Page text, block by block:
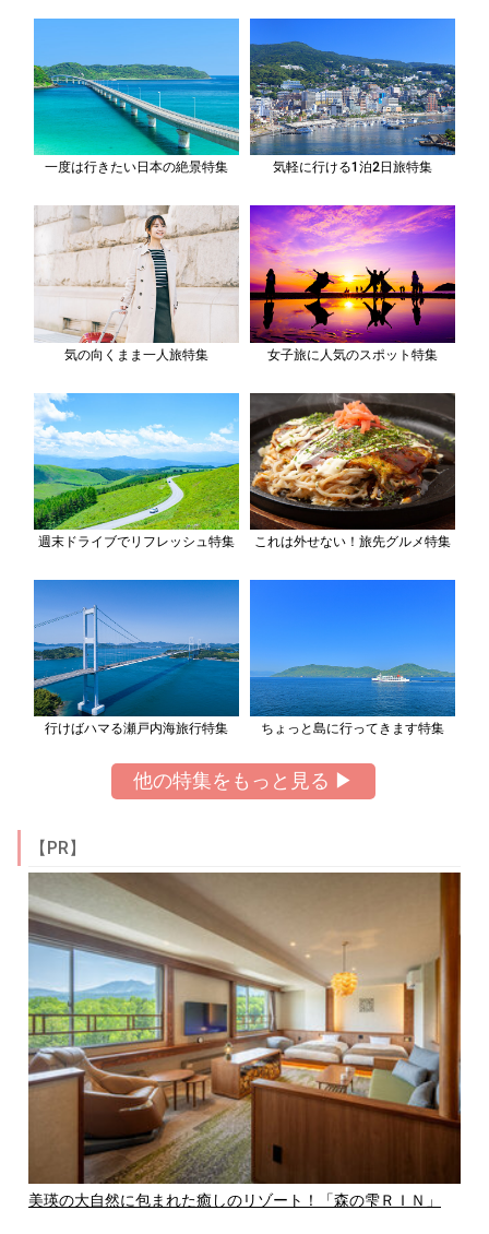
一度は行きたい日本の絶景特集 気軽に行ける1泊2日旅特集
気の向くまま一人旅特集 女子旅に人気のスポット特集
週末ドライブでリフレッシュ特集 これは外せない！旅先グルメ特集
行けばハマる瀬戸内海旅行特集 ちょっと島に行ってきます特集
他の特集をもっと見る ▶
【PR】
美瑛の大自然に包まれた癒しのリゾート！「森の雫ＲＩＮ」